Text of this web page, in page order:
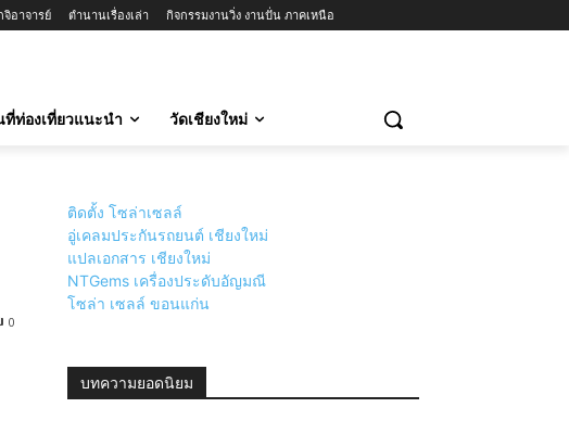
จิอาจารย์ ตำนานเรื่องเล่า กิจกรรมงานวิ่ง งานปั่น ภาคเหนือ
ที่ท่องเที่ยวแนะนำ วัดเชียงใหม่
0
ติดตั้ง โซล่าเซลล์
อู่เคลมประกันรถยนต์ เชียงใหม่
แปลเอกสาร เชียงใหม่
NTGems เครื่องประดับอัญมณี
โซล่า เซลล์ ขอนแก่น
บทความยอดนิยม